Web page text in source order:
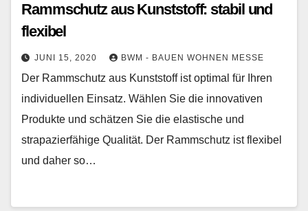
Rammschutz aus Kunststoff: stabil und
flexibel
JUNI 15, 2020 BWM - BAUEN WOHNEN MESSE
Der Rammschutz aus Kunststoff ist optimal für Ihren
individuellen Einsatz. Wählen Sie die innovativen
Produkte und schätzen Sie die elastische und
strapazierfähige Qualität. Der Rammschutz ist flexibel
und daher so…